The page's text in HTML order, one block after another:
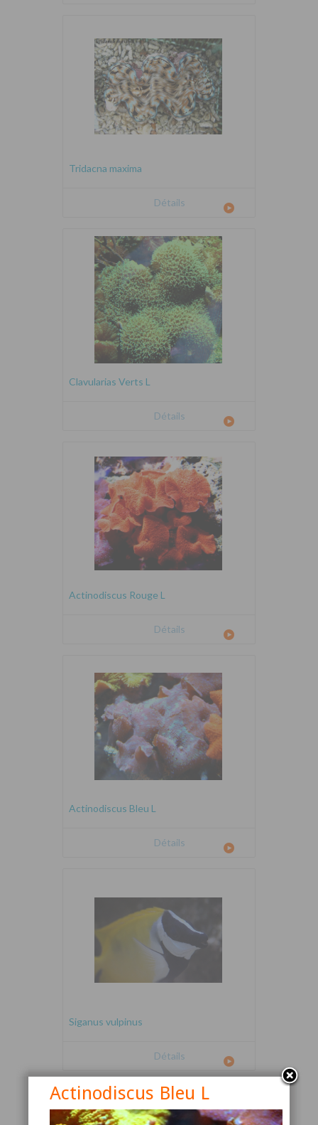
Tridacna maxima
Détails
Clavularias Verts L
Détails
Actinodiscus Rouge L
Détails
Actinodiscus Bleu L
Détails
Siganus vulpinus
Détails
Actinodiscus Bleu L